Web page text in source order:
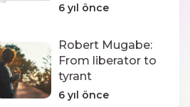
6 yıl önce
Robert Mugabe:
From liberator to
tyrant
6 yıl önce